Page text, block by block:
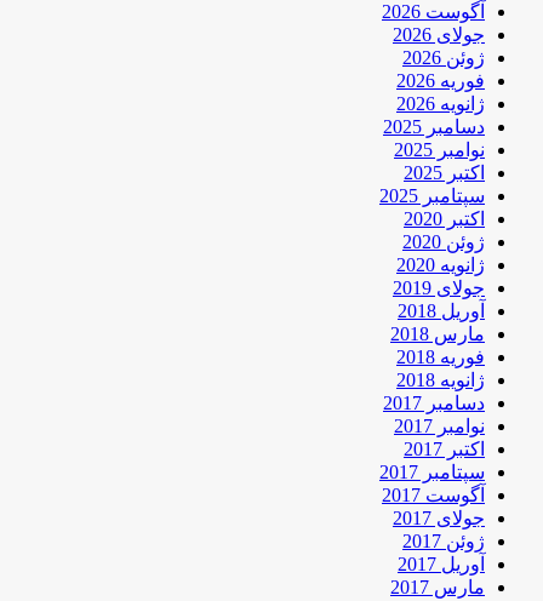
آگوست 2026
جولای 2026
ژوئن 2026
فوریه 2026
ژانویه 2026
دسامبر 2025
نوامبر 2025
اکتبر 2025
سپتامبر 2025
اکتبر 2020
ژوئن 2020
ژانویه 2020
جولای 2019
آوریل 2018
مارس 2018
فوریه 2018
ژانویه 2018
دسامبر 2017
نوامبر 2017
اکتبر 2017
سپتامبر 2017
آگوست 2017
جولای 2017
ژوئن 2017
آوریل 2017
مارس 2017